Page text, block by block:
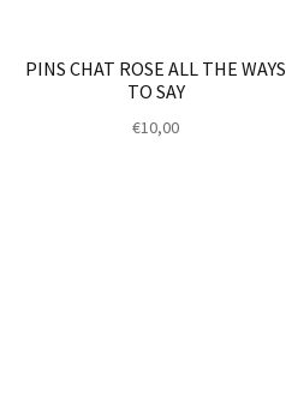
PINS CHAT ROSE ALL THE WAYS
TO SAY
€10,00